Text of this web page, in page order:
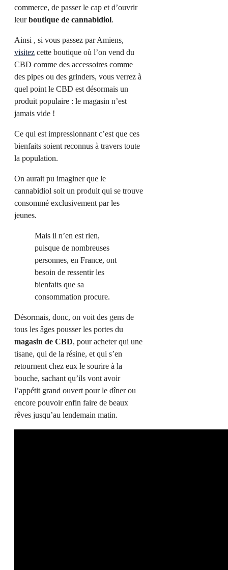
commerce, de passer le cap et d’ouvrir
leurboutique de cannabidiol.
Ainsi , si vous passez par Amiens,
visitez cette boutique où l’on vend du
CBD comme des accessoires comme
des pipes ou des grinders, vous verrez à
quel point le CBD est désormais un
produit populaire : le magasin n’est
jamais vide !
Ce qui est impressionnant c’est que ces
bienfaits soient reconnus à travers toute
la population.
On aurait pu imaginer que le
cannabidiol soit un produit qui se trouve
consommé exclusivement par les
jeunes.
Mais il n’en est rien,
puisque de nombreuses
personnes, en France, ont
besoin de ressentir les
bienfaits que sa
consommation procure.
Désormais, donc, on voit des gens de
tous les âges pousser les portes du
magasin de CBD, pour acheter qui une
tisane, qui de la résine, et qui s’en
retournent chez eux le sourire à la
bouche, sachant qu’ils vont avoir
l’appétit grand ouvert pour le dîner ou
encore pouvoir enfin faire de beaux
rêves jusqu’au lendemain matin.